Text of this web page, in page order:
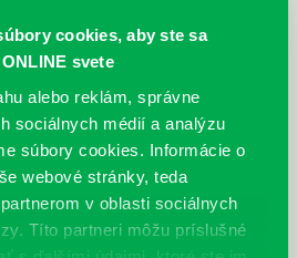
cookies, aby ste sa
svete
alebo reklám, správne
sociálnych médií a analýzu
súbory cookies. Informácie o
webové stránky, teda
v oblasti sociálnych
Títo partneri môžu príslušné